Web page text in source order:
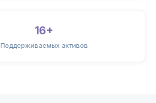
16+
Поддерживаемых активов